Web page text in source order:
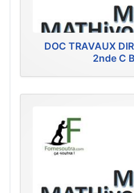
DOC TRAVAUX
2nde C